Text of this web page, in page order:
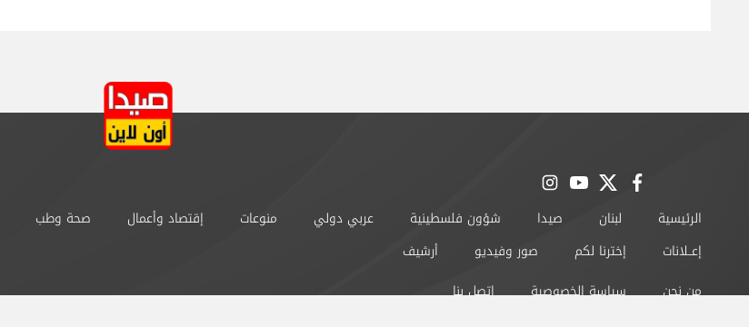
facebook
twitter
youtube
instagram
الرئيسية لبنان صيدا شؤون فلسطينية عربي دولي منوعات إقتصاد وأعمال صحة وطب
إعــلانات
إخترنا لكم صور وفيديو
أرشيف
من نحن
سياسة الخصوصية اتصل بنا